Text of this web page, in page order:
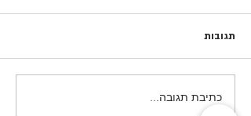
המסע לפולין- מחזור פ״א
תגובות
כתיבת תגובה...